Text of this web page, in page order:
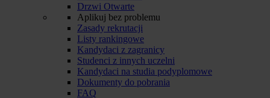
Drzwi Otwarte
Aplikuj bez problemu
Zasady rekrutacji
Listy rankingowe
Kandydaci z zagranicy
Studenci z innych uczelni
Kandydaci na studia podyplomowe
Dokumenty do pobrania
FAQ